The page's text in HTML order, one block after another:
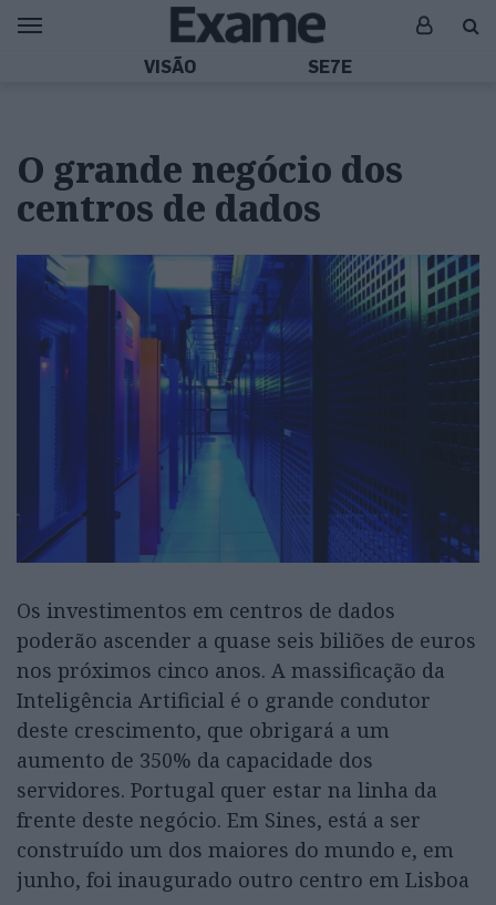
VISÃO SE7E
O grande negócio dos
centros de dados
Os investimentos em centros de dados
poderão ascender a quase seis biliões de euros
nos próximos cinco anos. A massificação da
Inteligência Artificial é o grande condutor
deste crescimento, que obrigará a um
aumento de 350% da capacidade dos
servidores. Portugal quer estar na linha da
frente deste negócio. Em Sines, está a ser
construído um dos maiores do mundo e, em
junho, foi inaugurado outro centro em Lisboa